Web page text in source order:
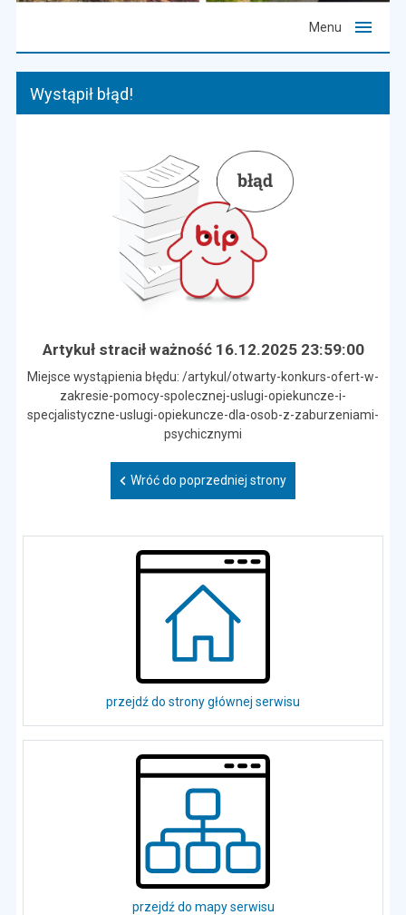
Menu
Wystąpił błąd!
Artykuł stracił ważność 16.12.2025 23:59:00
Miejsce wystąpienia błędu: /artykul/otwarty-konkurs-ofert-w-
zakresie-pomocy-spolecznej-uslugi-opiekuncze-i-
specjalistyczne-uslugi-opiekuncze-dla-osob-z-zaburzeniami-
psychicznymi
Wróć do poprzedniej strony
przejdź do strony głównej serwisu
przejdź do mapy serwisu